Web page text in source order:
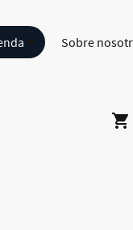
Sobre